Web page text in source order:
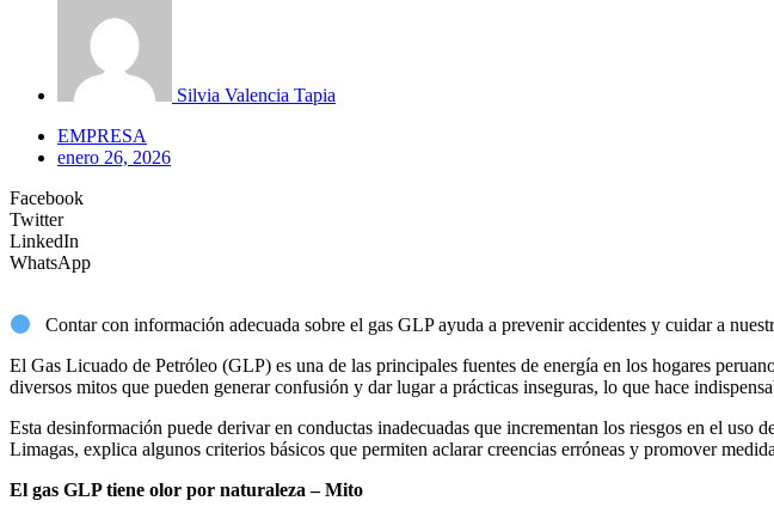
Silvia Valencia Tapia
EMPRESA
enero 26, 2026
Facebook
Twitter
LinkedIn
WhatsApp
Contar con información adecuada sobre el gas GLP ayuda a prevenir accidentes y cuidar a
El Gas Licuado de Petróleo (GLP) es una de las principales fuentes de energía en los hogares
diversos mitos que pueden generar confusión y dar lugar a prácticas inseguras, lo que hace
Esta desinformación puede derivar en conductas inadecuadas que incrementan los riesgos en el
Limagas, explica algunos criterios básicos que permiten aclarar creencias erróneas y promover
El gas GLP tiene olor por naturaleza – Mito